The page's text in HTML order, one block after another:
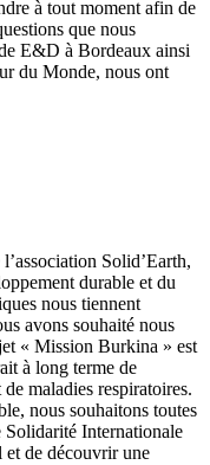
à tout moment afin de
que nous
E&D à Bordeaux ainsi
du Monde, nous ont
Solid’Earth,
durable et du
nous tiennent
avons souhaité nous
« Mission Burkina » est
à long terme de
maladies respiratoires.
nous souhaitons toutes
Solidarité Internationale
de découvrir une